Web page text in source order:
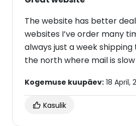
The website has better
websites I’ve order many
always just a week shipping
the north where mail is slow
Kogemuse kuupäev: 18 April,
Kasulik